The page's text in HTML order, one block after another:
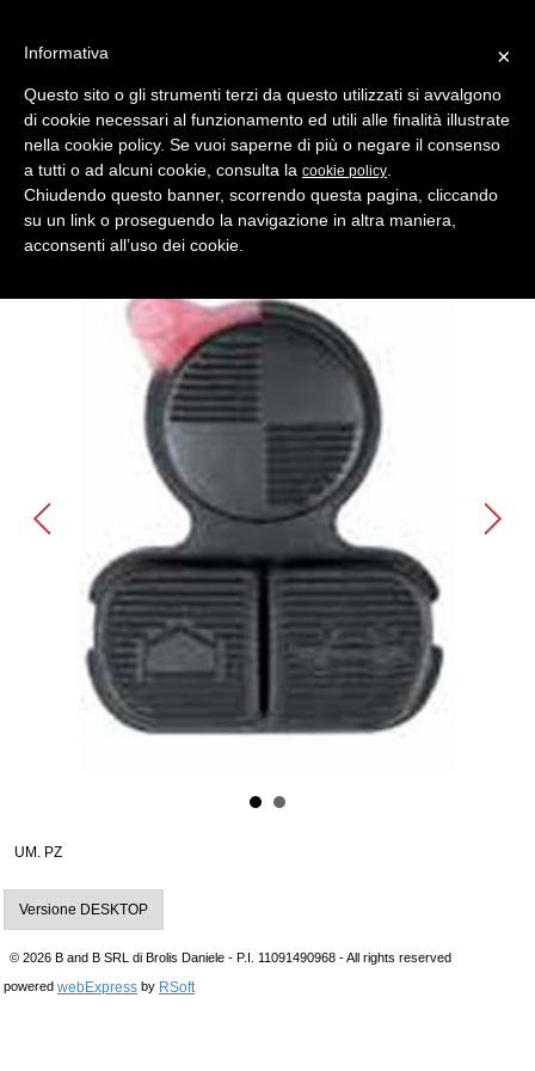
Indietro
Shell- Keys ( Gusci Auto ) > BMW
cover 3 p bagagliaio bmw
Comparativo Errebi GBMC1 Produttore Key Line
UM. PZ
Versione DESKTOP
© 2026 B and B SRL di Brolis Daniele - P.I. 11091490968 - All rights reserved
powered webExpress by RSoft
×
Informativa
Questo sito o gli strumenti terzi da questo utilizzati si avvalgono
di cookie necessari al funzionamento ed utili alle finalità illustrate
nella cookie policy. Se vuoi saperne di più o negare il consenso
a tutti o ad alcuni cookie, consulta la cookie policy
Chiudendo questo banner, scorrendo questa pagina, cliccando
su un link o proseguendo la navigazione in altra maniera,
acconsenti all’uso dei cookie.